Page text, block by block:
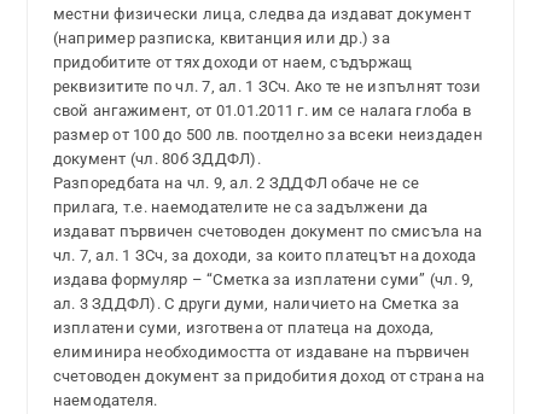
местни физически лица, следва да издават документ
(например разписка, квитанция или др.) за
придобитите от тях доходи от наем, съдържащ
реквизитите по чл. 7, ал. 1 ЗСч. Ако те не изпълнят този
свой ангажимент, от 01.01.2011 г. им се налага глоба в
размер от 100 до 500 лв. поотделно за всеки неиздаден
документ (чл. 80б ЗДДФЛ).
Разпоредбата на чл. 9, ал. 2 ЗДДФЛ обаче не се
прилага, т.е. наемодателите не са задължени да
издават първичен счетоводен документ по смисъла на
чл. 7, ал. 1 ЗСч, за доходи, за които платецът на дохода
издава формуляр – “Сметка за изплатени суми” (чл. 9,
ал. 3 ЗДДФЛ). С други думи, наличието на Сметка за
изплатени суми, изготвена от платеца на дохода,
елиминира необходимостта от издаване на първичен
счетоводен документ за придобития доход от страна на
наемодателя.